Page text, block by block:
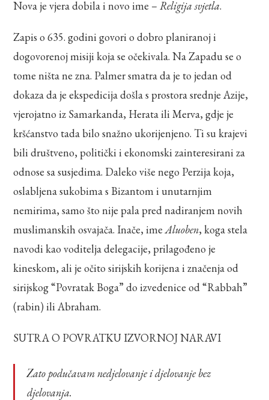
Nova je vjera dobila i novo ime –Religija svjetla.
Zapis o 635. godini govori o dobro planiranoj i
dogovorenoj misiji koja se očekivala. Na Zapadu se o
tome ništa ne zna. Palmer smatra da je to jedan od
dokaza da je ekspedicija došla s prostora srednje Azije,
vjerojatno iz Samarkanda, Herata ili Merva, gdje je
kršćanstvo tada bilo snažno ukorijenjeno. Ti su krajevi
bili društveno, politički i ekonomski zainteresirani za
odnose sa susjedima. Daleko više nego Perzija koja,
oslabljena sukobima s Bizantom i unutarnjim
nemirima, samo što nije pala pred nadiranjem novih
muslimanskih osvajača. Inače, imeAluoben, koga stela
navodi kao voditelja delegacije, prilagođeno je
kineskom, ali je očito sirijskih korijena i značenja od
sirijskog “Povratak Boga” do izvedenice od “Rabbah”
(rabin) ili Abraham.
SUTRA O POVRATKU IZVORNOJ NARAVI
Zato podučavam nedjelovanje i djelovanje bez
djelovanja.